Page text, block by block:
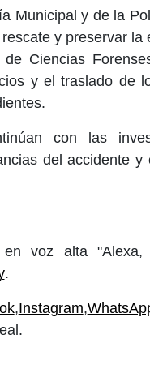
Municipal y de la
y preservar
Ciencias
y el traslado de
con las
del accidente
voz alta
.
,Instagram,